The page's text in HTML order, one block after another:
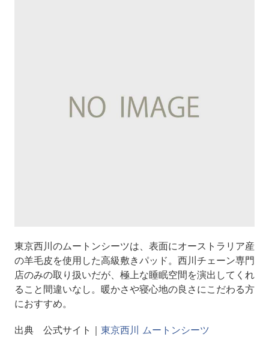
東京西川のムートンシーツは、表面にオーストラリア産
の羊毛皮を使用した高級敷きパッド。西川チェーン専門
店のみの取り扱いだが、極上な睡眠空間を演出してくれ
ること間違いなし。暖かさや寝心地の良さにこだわる方
におすすめ。
出典 公式サイト｜ 東京西川 ムートンシーツ